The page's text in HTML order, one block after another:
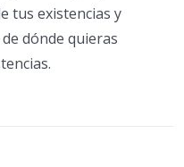
tus existencias y
dónde quieras